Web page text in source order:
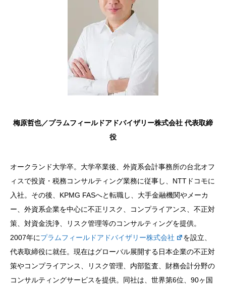
梅原哲也／プラムフィールドアドバイザリー株式会社 代表取締
役
オークランド大学卒。大学卒業後、外資系会計事務所の台北オフ
ィスで投資・税務コンサルティング業務に従事し、NTTドコモに
入社。その後、KPMG FASへと転職し、大手金融機関やメーカ
ー、外資系企業を中心に不正リスク、コンプライアンス、不正対
策、対資金洗浄、リスク管理等のコンサルティングを提供。
2007年にプラムフィールドアドバイザリー株式会社
を設立、
代表取締役に就任。現在はグローバル展開する日本企業の不正対
策やコンプライアンス、リスク管理、内部監査、財務会計分野の
コンサルティングサービスを提供。同社は、世界第6位、90ヶ国